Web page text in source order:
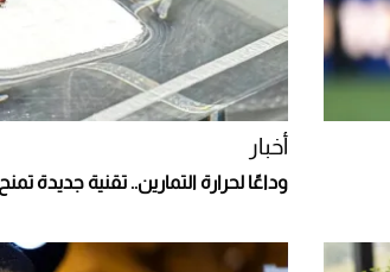
أخبار
وداعًا لحرارة التمارين.. تقنية جديدة